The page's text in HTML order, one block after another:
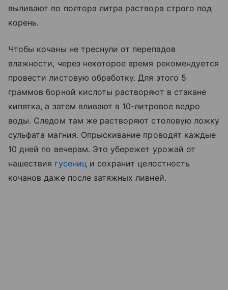
выливают по полтора литра раствора строго под
корень.
Чтобы кочаны не треснули от перепадов
влажности, через некоторое время рекомендуется
провести листовую обработку. Для этого 5
граммов борной кислоты растворяют в стакане
кипятка, а затем вливают в 10-литровое ведро
воды. Следом там же растворяют столовую ложку
сульфата магния. Опрыскивание проводят каждые
10 дней по вечерам. Это убережет урожай от
нашествия гусеници сохранит целостность
кочанов даже после затяжных ливней.